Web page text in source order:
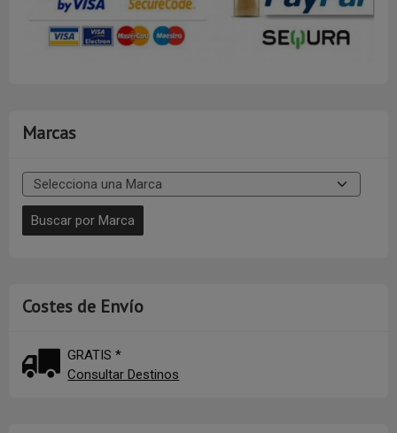
Marcas
Costes de Envío
GRATIS *
Consultar Destinos